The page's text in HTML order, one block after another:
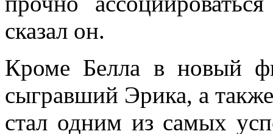
сказал он.
Кроме Белла в новый
сыгравший Эрика, а
стал одним из самых